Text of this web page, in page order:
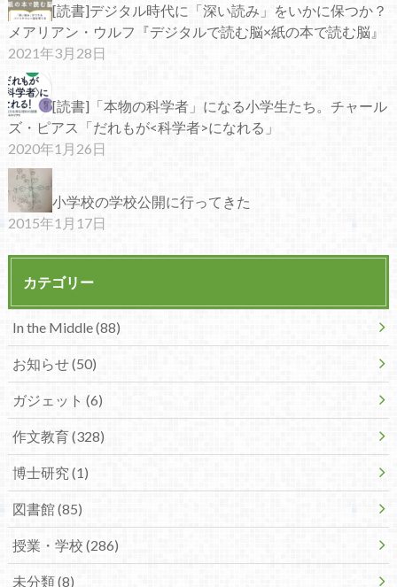
[読書]デジタル時代に「深い読み」をいかに保つか？
メアリアン・ウルフ『デジタルで読む脳×紙の本で読む脳』
2021年3月28日
[読書]「本物の科学者」になる小学生たち。チャール
ズ・ピアス「だれもが<科学者>になれる」
2020年1月26日
小学校の学校公開に行ってきた
2015年1月17日
カテゴリー
In the Middle (88)
お知らせ (50)
ガジェット (6)
作文教育 (328)
博士研究 (1)
図書館 (85)
授業・学校 (286)
未分類 (8)